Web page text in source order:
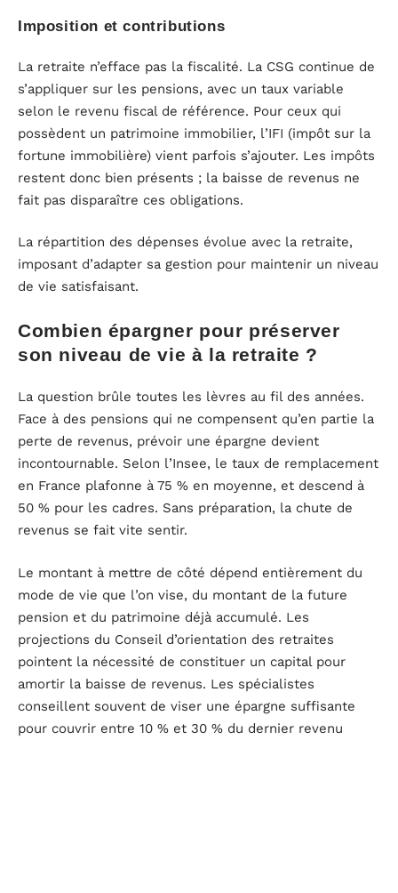
Imposition et contributions
La retraite n’efface pas la fiscalité. La CSG continue de
s’appliquer sur les pensions, avec un taux variable
selon le revenu fiscal de référence. Pour ceux qui
possèdent un patrimoine immobilier, l’IFI (impôt sur la
fortune immobilière) vient parfois s’ajouter. Les impôts
restent donc bien présents ; la baisse de revenus ne
fait pas disparaître ces obligations.
La répartition des dépenses évolue avec la retraite,
imposant d’adapter sa gestion pour maintenir un niveau
de vie satisfaisant.
Combien épargner pour préserver
son niveau de vie à la retraite ?
La question brûle toutes les lèvres au fil des années.
Face à des pensions qui ne compensent qu’en partie la
perte de revenus, prévoir une épargne devient
incontournable. Selon l’Insee, le taux de remplacement
en France plafonne à 75 % en moyenne, et descend à
50 % pour les cadres. Sans préparation, la chute de
revenus se fait vite sentir.
Le montant à mettre de côté dépend entièrement du
mode de vie que l’on vise, du montant de la future
pension et du patrimoine déjà accumulé. Les
projections du Conseil d’orientation des retraites
pointent la nécessité de constituer un capital pour
amortir la baisse de revenus. Les spécialistes
conseillent souvent de viser une épargne suffisante
pour couvrir entre 10 % et 30 % du dernier revenu